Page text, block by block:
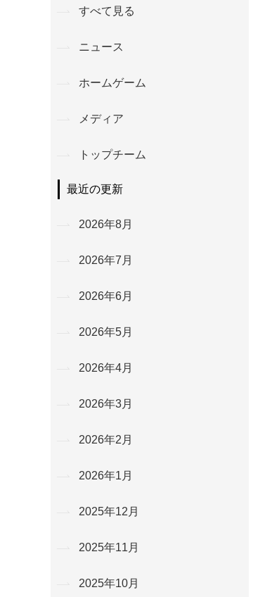
すべて見る
ニュース
ホームゲーム
メディア
トップチーム
最近の更新
2026年8月
2026年7月
2026年6月
2026年5月
2026年4月
2026年3月
2026年2月
2026年1月
2025年12月
2025年11月
2025年10月